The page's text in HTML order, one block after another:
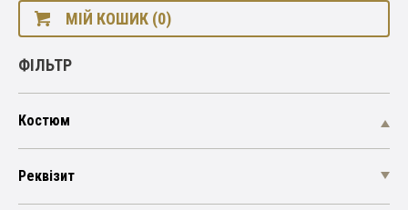
МІЙ КОШИК (0)
ФІЛЬТР
Костюм
Реквізит